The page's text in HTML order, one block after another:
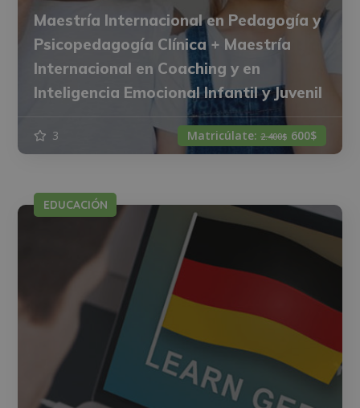
Maestría Internacional en Pedagogía y
Psicopedagogía Clínica + Maestría
Internacional en Coaching y en
Inteligencia Emocional Infantil y Juvenil
3 Matricúlate: 2.400$ 600$
EDUCACIÓN